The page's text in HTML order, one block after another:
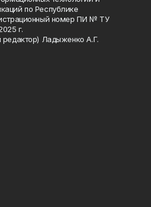
по Республике
номер ПИ № ТУ
г.
редактор) Ладыженко А.Г.